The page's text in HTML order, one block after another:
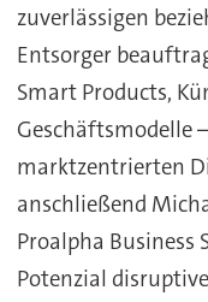
zuverlässigen
Entsorger
Smart Products,
Geschäftsmodelle
marktzentrierten
anschließend
Proalpha Business
Potenzial